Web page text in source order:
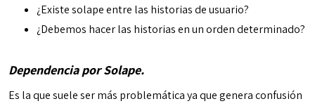
¿Existe solape entre las historias de usuario?
¿Debemos hacer las historias en un orden determinado?
Dependencia por Solape.
Es la que suele ser más problemática ya que genera confusión